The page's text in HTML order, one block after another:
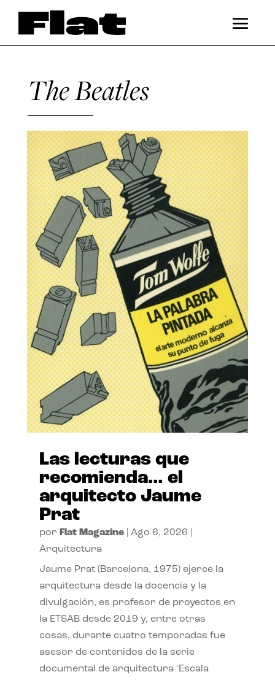
The Beatles
Las lecturas que
recomienda… el
arquitecto Jaume
Prat
por Flat Magazine| Ago 6, 2026
Arquitectura
Jaume Prat (Barcelona, 1975) ejerce la
arquitectura desde la docencia y la
divulgación, es profesor de proyectos en
la ETSAB desde 2019 y, entre otras
cosas, durante cuatro temporadas fue
asesor de contenidos de la serie
documental de arquitectura ‘Escala